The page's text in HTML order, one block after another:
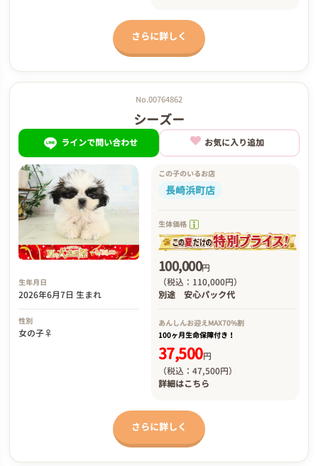
さらに詳しく
No.00764862
シーズー
ラインで問い合わせ お気に入り追加
生年月日
2026年6月7日 生まれ
性別
女の子♀
この子のいるお店
長崎浜町店
生体価格
100,000円
（税込：110,000円）
別途 安心パック代
あんしんお迎えMAX70%割
100ヶ月生命保障付き！
37,500円
（税込：47,500円）
詳細はこちら
さらに詳しく